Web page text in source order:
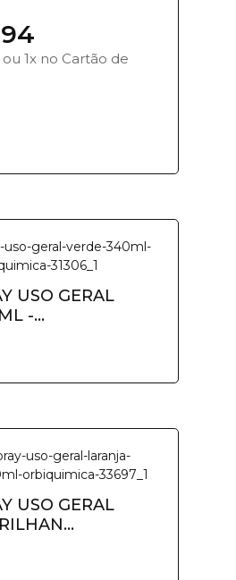
1x no Cartão de
USO GERAL
-...
USO GERAL